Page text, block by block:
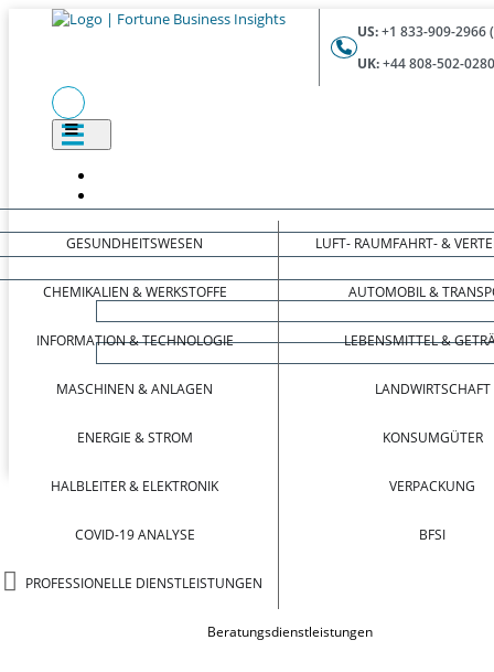
US:+1 833-909-
UK:+44 808-502-
GESUNDHEITSWESEN
CHEMIKALIEN & WERKSTOFFE
INFORMATION & TECHNOLOGIE
MASCHINEN & ANLAGEN
ENERGIE & STROM
HALBLEITER & ELEKTRONIK
COVID-19 ANALYSE
PROFESSIONELLE DIENSTLEISTUNGEN
LUFT- RAUMFAHRT- &
AUTOMOBIL &
LEBENSMITTEL &
LANDWIRTSCHAFT
KONSUMGÜTER
VERPACKUNG
BFSI
Beratungsdienstleistungen